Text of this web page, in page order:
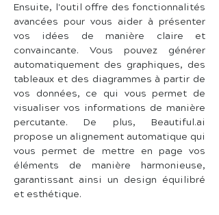
Ensuite, l'outil offre des fonctionnalités
avancées pour vous aider à présenter
vos idées de manière claire et
convaincante. Vous pouvez générer
automatiquement des graphiques, des
tableaux et des diagrammes à partir de
vos données, ce qui vous permet de
visualiser vos informations de manière
percutante. De plus, Beautiful.ai
propose un alignement automatique qui
vous permet de mettre en page vos
éléments de manière harmonieuse,
garantissant ainsi un design équilibré
et esthétique.